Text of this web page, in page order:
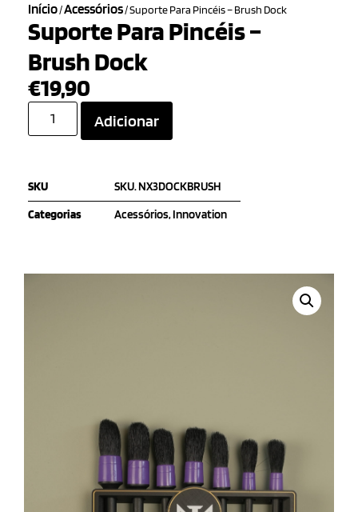
Início/Acessórios/ Suporte Para Pincéis – Brush Dock
Suporte Para Pincéis –
Brush Dock
€19,90
Adicionar
SKU
SKU. NX3DOCKBRUSH
Categorias
Acessórios,Innovation